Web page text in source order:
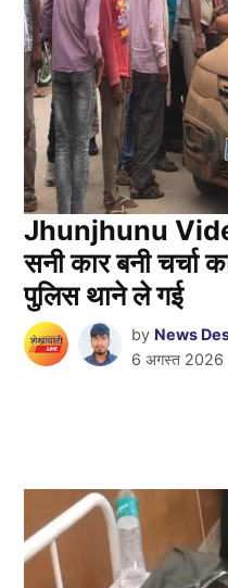
Jhunjhunu
सनी कार बनी चर्चा
पुलिस थाने ले गई
by News
6 अगस्त 2026